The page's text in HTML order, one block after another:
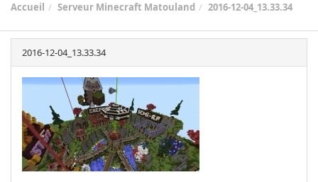
Accueil Serveur Minecraft Matouland 2016-12-04_13.33.34
2016-12-04_13.33.34